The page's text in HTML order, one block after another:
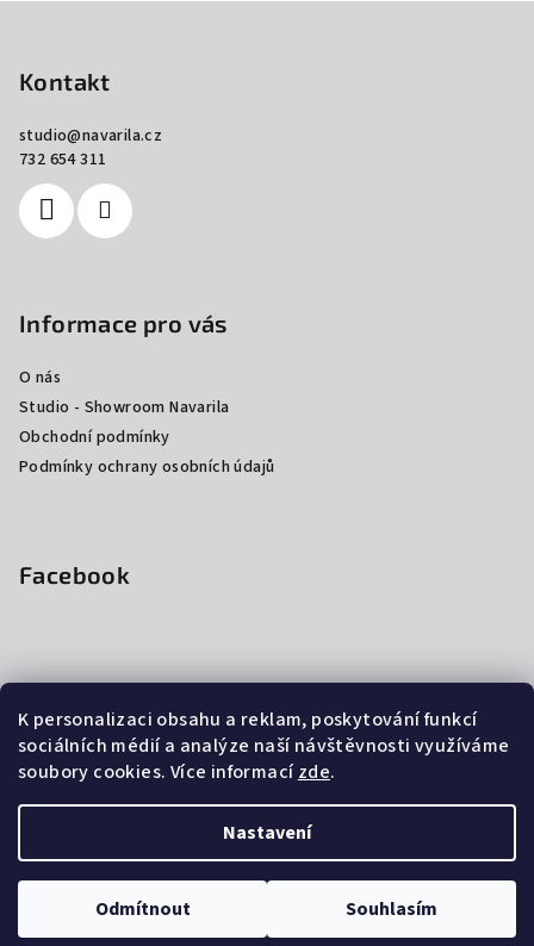
K personalizaci obsahu a reklam, poskytování funkcí
sociálních médií a analýze naší návštěvnosti využíváme
soubory cookies. Více informacízde.
Nastavení
Odmítnout Souhlasím
Kontakt
studio@navarila.cz
732 654 311
Informace pro vás
O nás
Studio - Showroom Navarila
Obchodní podmínky
Podmínky ochrany osobních údajů
Facebook
Nákupní košík
Upravit nastavení cookies
Vytvořil Shoptet